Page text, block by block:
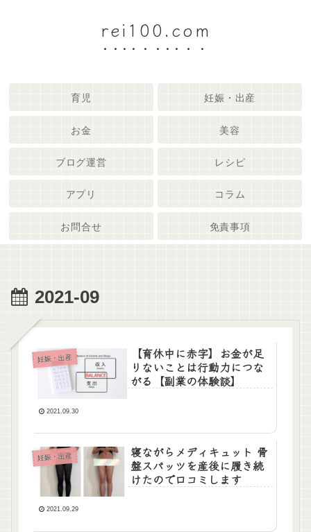
rei100.com
育児 妊娠・出産
お金 美容
ブログ運営 レシピ
アプリ コラム
お問合せ 免責事項
2021-09
妊娠・出産
【育休中に赤字】お金が足
りないことは行動力につな
がる【副業の体験談】
2021.09.30
妊娠・出産
寝ながらメディキュット 骨
盤スパッツを産後に履き続
けたので口コミします
2021.09.29